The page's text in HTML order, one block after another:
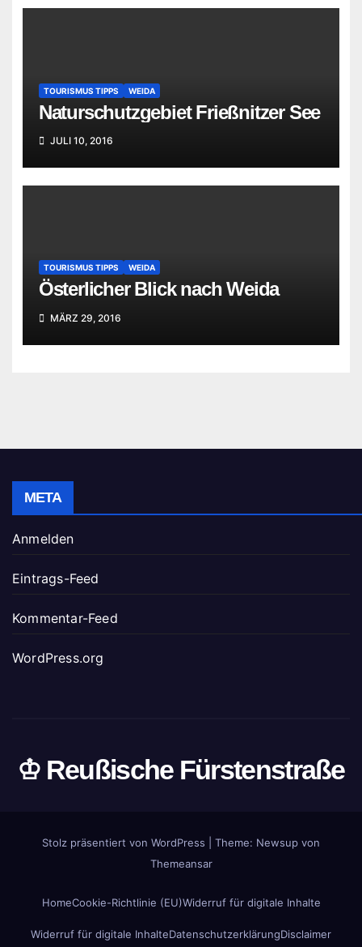
TOURISMUS TIPPS WEIDA
Naturschutzgebiet Frießnitzer See
JULI 10, 2016
TOURISMUS TIPPS WEIDA
Österlicher Blick nach Weida
MÄRZ 29, 2016
META
Anmelden
Eintrags-Feed
Kommentar-Feed
WordPress.org
♔ Reußische Fürstenstraße
Stolz präsentiert von WordPress
Theme: Newsup von
Themeansar
HomeCookie-Richtlinie (EU)Widerruf für digitale Inhalte
Widerruf für digitale InhalteDatenschutzerklärungDisclaimer